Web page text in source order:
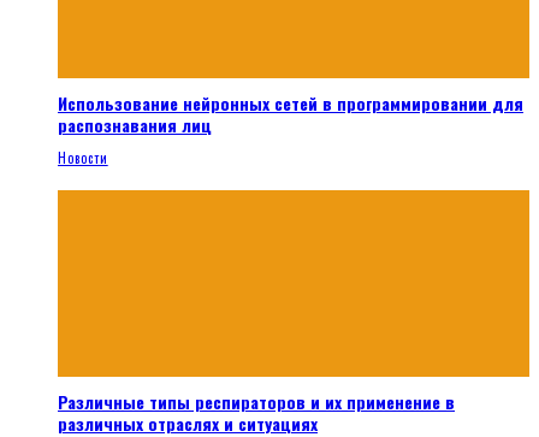
Использование нейронных сетей в программировании для
распознавания лиц
Новости
Различные типы респираторов и их применение в
различных отраслях и ситуациях